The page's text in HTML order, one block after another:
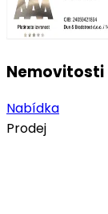
Nemovitosti
Nabídka
Prodej